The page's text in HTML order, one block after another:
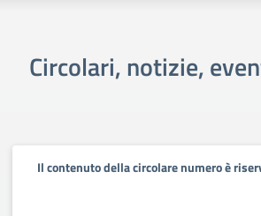
Circolari, notizie,
Il contenuto della circolare numero è